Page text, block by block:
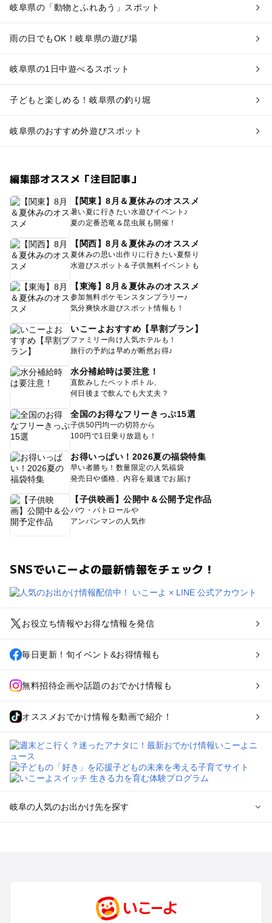
岐阜県の「動物とふれあう」スポット
雨の日でもOK！岐阜県の遊び場
岐阜県の1日中遊べるスポット
子どもと楽しめる！岐阜県の釣り堀
岐阜県のおすすめ外遊びスポット
編集部オススメ「注目記事」
【関東】8月＆夏休みのオススメ
暑い夏に行きたい水遊びイベント♪
夏の定番恐竜＆昆虫展も開催！
【関西】8月＆夏休みのオススメ
夏休みの思い出作りに行きたい夏祭り
水遊びスポット＆子供無料イベントも
【東海】8月＆夏休みのオススメ
参加無料ポケモンスタンプラリー♪
気分爽快水遊びスポット情報も！
いこーよおすすめ【早割プラン】
ファミリー向け人気ホテルも！
旅行の予約は早めが断然お得♪
水分補給時は要注意！
直飲みしたペットボトル、
何日後まで飲んでも大丈夫？
全国のお得なフリーきっぷ15選
子供50円均一の切符から
100円で1日乗り放題も！
お得いっぱい！2026夏の福袋特集
早い者勝ち！数量限定の人気福袋
発売日や価格、内容を最速でお届け
【子供映画】公開中＆公開予定作品
パウ・パトロールや
アンパンマンの人気作
SNSでいこーよの最新情報をチェック！
お役立ち情報やお得な情報を発信
毎日更新！旬イベント&お得情報も
無料招待企画や話題のおでかけ情報も
オススメおでかけ情報を動画で紹介！
岐阜の人気のお出かけ先を探す
高山・下呂・飛騨・奥飛騨周辺のプールお出かけ
郡上・美濃・関のプールお出かけ